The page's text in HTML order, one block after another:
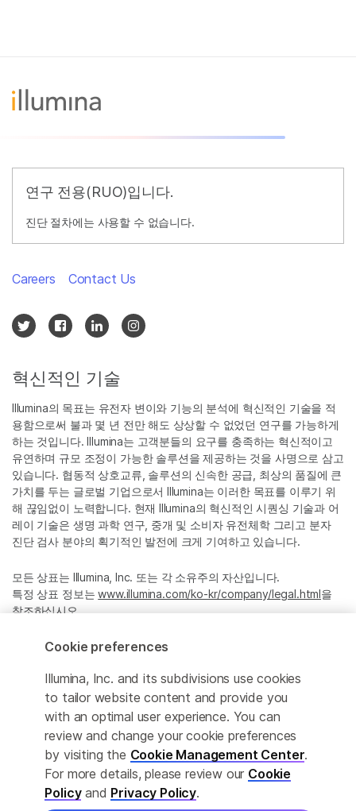
연구 전용(RUO)입니다.
진단 절차에는 사용할 수 없습니다.
정확한 번역을 제공하고자 합당한 노력을 기울였으나, 자동 번역은
완벽하지 않으며, 그 목적 또한 원문을 대체하기 위함이 아닙니다. 공
혁신적인 기술
Illumina의 목표는 유전자 변이와 기능의 분석에 혁신적인 기술을 적
용함으로써 불과 몇 년 전만 해도 상상할 수 없었던 연구를 가능하게
하는 것입니다. Illumina는 고객분들의 요구를 충족하는 혁신적이고
유연하며 규모 조정이 가능한 솔루션을 제공하는 것을 사명으로 삼고
있습니다. 협동적 상호교류, 솔루션의 신속한 공급, 최상의 품질에 큰
가치를 두는 글로벌 기업으로서 Illumina는 이러한 목표를 이루기 위
해 끊임없이 노력합니다. 현재 Illumina의 혁신적인 시퀀싱 기술과 어
레이 기술은 생명 과학 연구, 중개 및 소비자 유전체학 그리고 분자
진단 검사 분야의 획기적인 발전에 크게 기여하고 있습니다.
모든 상표는 Illumina, Inc. 또는 각 소유주의 자산입니다.
특정 상표 정보는www.illumina.com/ko-kr/company/legal.html을
참조하십시오.
Privacy Policy
Careers Contact Us
© 2026 Illumina, Inc. All rights reserved.
Cookie preferences
Illumina, Inc. and its subdivisions use cookies
to tailor website content and provide you
with an optimal user experience. You can
review and change your cookie preferences
by visiting the Cookie Management Center.
For more details, please review our Cookie
Policyand Privacy Policy.